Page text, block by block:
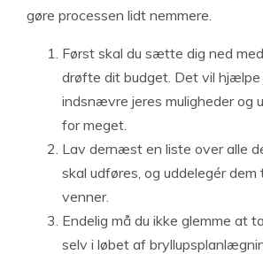
gøre processen lidt nemmere.
Først skal du sætte dig ned
drøfte dit budget. Det vil hjælpe
indsnævre jeres muligheder og
for meget.
Lav dernæst en liste over alle
skal udføres, og uddelegér dem
venner.
Endelig må du ikke glemme at
selv i løbet af